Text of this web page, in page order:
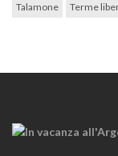
Talamone Terme